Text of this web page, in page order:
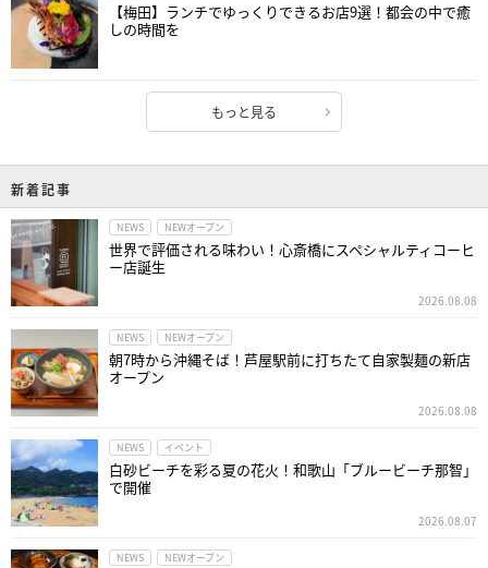
【梅田】ランチでゆっくりできるお店9選！都会の中で癒
しの時間を
もっと見る
新着記事
NEWS NEWオープン
世界で評価される味わい！心斎橋にスペシャルティコーヒ
ー店誕生
2026.08.08
NEWS NEWオープン
朝7時から沖縄そば！芦屋駅前に打ちたて自家製麺の新店
オープン
2026.08.08
NEWS イベント
白砂ビーチを彩る夏の花火！和歌山「ブルービーチ那智」
で開催
2026.08.07
NEWS NEWオープン